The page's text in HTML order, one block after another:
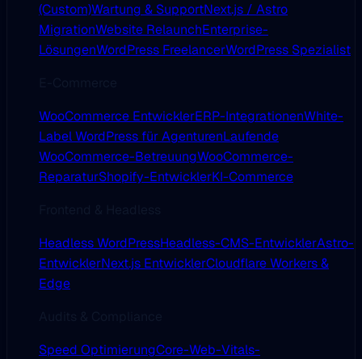
(Custom)Wartung & SupportNext.js / Astro
MigrationWebsite RelaunchEnterprise-
LösungenWordPress FreelancerWordPress Spezialist
WooCommerce EntwicklerERP-IntegrationenWhite-
Label WordPress für AgenturenLaufende
WooCommerce-BetreuungWooCommerce-
ReparaturShopify-EntwicklerKI-Commerce
Headless WordPressHeadless-CMS-EntwicklerAstro-
EntwicklerNext.js EntwicklerCloudflare Workers &
Edge
Speed OptimierungCore-Web-Vitals-